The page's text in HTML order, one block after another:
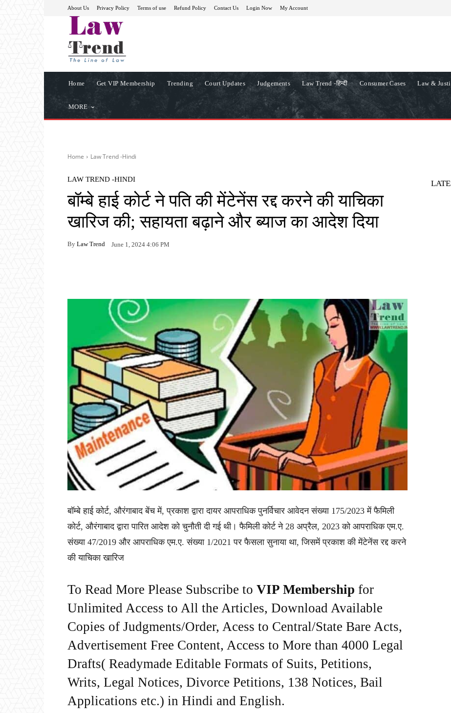
About Us Privacy Policy Terms of use Refund Policy Contact Us Login Now My Account
Home Get VIP Membership Trending Court Updates Judgements Law Trend -हिन्दी Consumer Cases Law &
MORE
Home Law Trend -Hindi
LAW TREND -HINDI
बॉम्बे हाई कोर्ट ने पति की मेंटेनेंस रद्द करने की याचिका
खारिज की; सहायता बढ़ाने और ब्याज का आदेश दिया
By Law Trend June 1, 2024 4:06 PM
बॉम्बे हाई कोर्ट, औरंगाबाद बेंच में, प्रकाश द्वारा दायर आपराधिक पुनर्विचार आवेदन संख्या 175/2023 में फैमिली
कोर्ट, औरंगाबाद द्वारा पारित आदेश को चुनौती दी गई थी। फैमिली कोर्ट ने 28 अप्रैल, 2023 को आपराधिक एम.ए.
संख्या 47/2019 और आपराधिक एम.ए. संख्या 1/2021 पर फैसला सुनाया था, जिसमें प्रकाश की मेंटेनेंस रद्द करने
की याचिका खारिज
To Read More Please Subscribe to VIP Membership for
Unlimited Access to All the Articles, Download Available
Copies of Judgments/Order, Acess to Central/State Bare Acts,
Advertisement Free Content, Access to More than 4000 Legal
Drafts( Readymade Editable Formats of Suits, Petitions,
Writs, Legal Notices, Divorce Petitions, 138 Notices, Bail
Applications etc.) in Hindi and English.